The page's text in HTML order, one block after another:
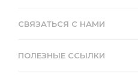
СВЯЗАТЬСЯ С НАМИ
ПОЛЕЗНЫЕ ССЫЛКИ